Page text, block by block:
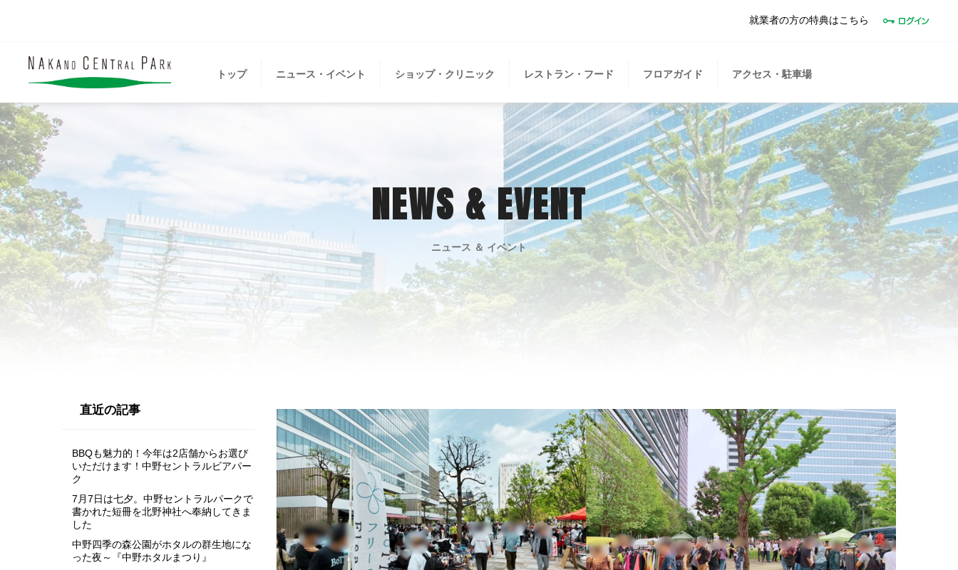
就業者の方の特典はこちら
トップ ニュース・イベント ショップ・クリニック レストラン・フード フロアガイド アクセス・駐車場
NEWS & EVENT
ニュース ＆ イベント
直近の記事
BBQも魅力的！今年は2店舗からお選び
いただけます！中野セントラルビアパー
ク
7月7日は七夕。中野セントラルパークで
書かれた短冊を北野神社へ奉納してきま
した
中野四季の森公園がホタルの群生地にな
った夜～『中野ホタルまつり』